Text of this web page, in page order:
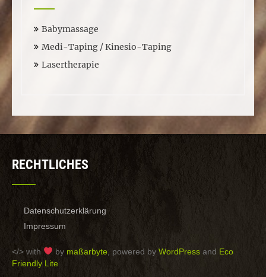
Babymassage
Medi-Taping / Kinesio-Taping
Lasertherapie
RECHTLICHES
Datenschutzerklärung
Impressum
</> with by maßarbyte , powered by WordPressand Eco
Friendly Lite